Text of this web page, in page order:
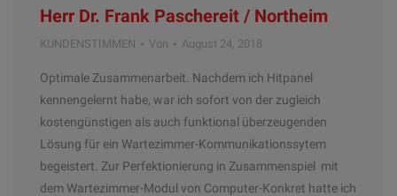
Herr Dr. Frank Paschereit / Northeim
KUNDENSTIMMEN Von August 24, 2018
Optimale Zusammenarbeit. Nachdem ich Hitpanel
kennengelernt habe, war ich sofort von der zugleich
kostengünstigen als auch funktional überzeugenden
Lösung für ein Wartezimmer-Kommunikationssytem
begeistert. Zur Perfektionierung in Zusammenspiel mit
dem Wartezimmer-Modul von Computer-Konkret hatte ich